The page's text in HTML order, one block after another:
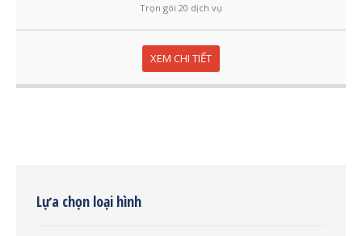
Trọn gói 20 dịch vụ
XEM CHI TIẾT
Lựa chọn loại hình